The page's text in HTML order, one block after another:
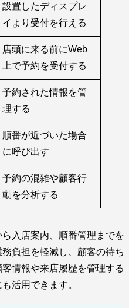
設置したディスプレ
イより受付を行える
店頭に来る前にWeb
上で予約を受付する
予約された情報を管
理する
順番が近づいた場合
に呼び出す
予約の混雑や顧客行
動を分析する
入店案内、順番管理までを
負担を軽減し、顧客の待ち
情報や来店履歴を管理する
活用できます。